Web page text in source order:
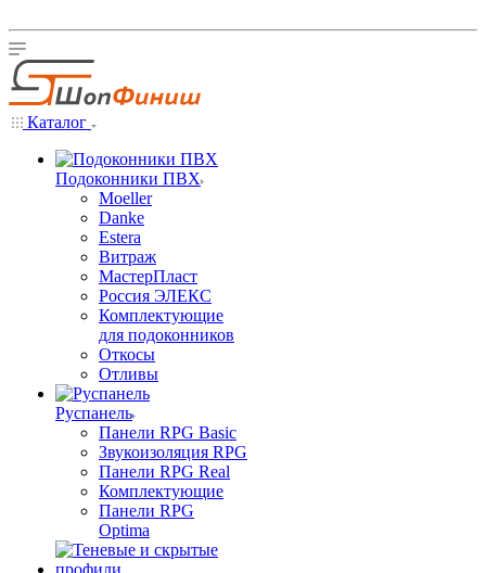
Каталог
Подоконники ПВХ
Moeller
Danke
Estera
Витраж
МастерПласт
Россия ЭЛЕКС
Комплектующие
для подоконников
Откосы
Отливы
Руспанель
Панели RPG Basic
Звукоизоляция RPG
Панели RPG Real
Комплектующие
Панели RPG
Optima